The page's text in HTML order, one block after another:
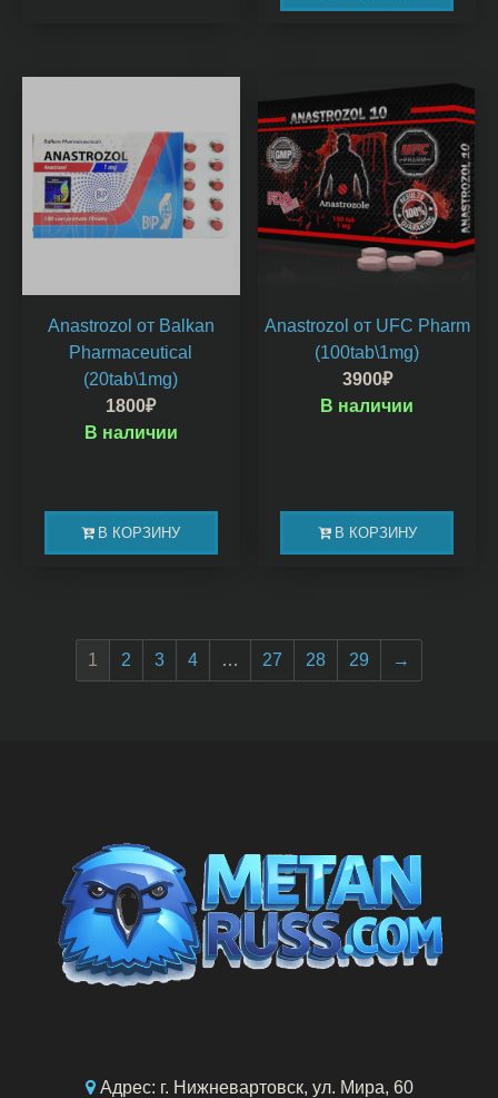
Anastrozol от Balkan
Pharmaceutical
(20tab\1mg)
1800₽
В КОРЗИНУ
В наличии
Anastrozol от UFC Pharm
(100tab\1mg)
3900₽
В КОРЗИНУ
В наличии
1 2 3 4 … 27 28 29 →
Адрес: г. Нижневартовск, ул. Мира, 60